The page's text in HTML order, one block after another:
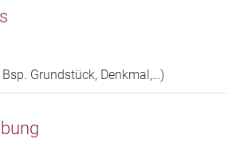
Grundstück, Denkmal,…)